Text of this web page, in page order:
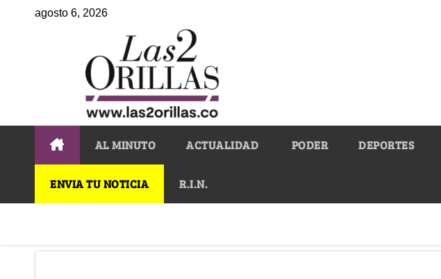
agosto 6, 2026
AL MINUTO ACTUALIDAD PODER DEPORTES
ENVIA TU NOTICIA R.I.N.